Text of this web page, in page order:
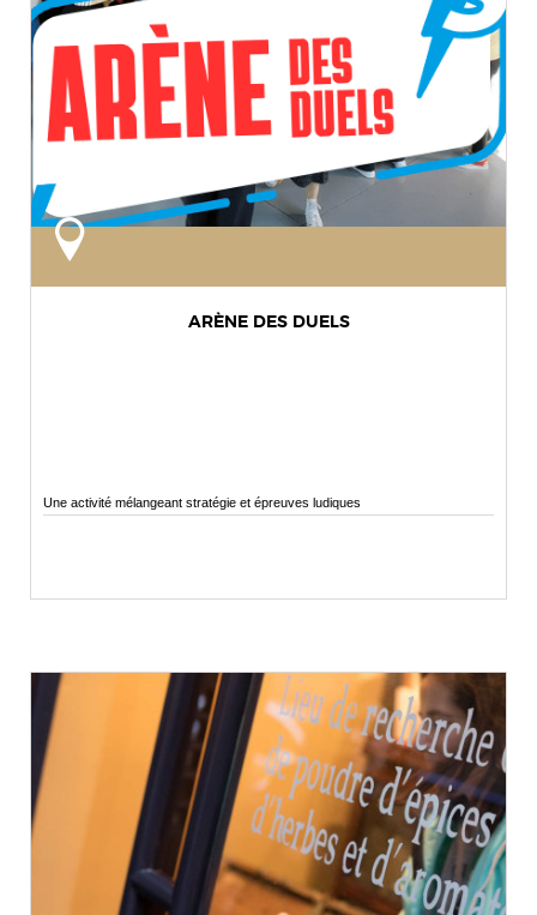
ARÈNE DES DUELS
Une activité mélangeant stratégie et épreuves ludiques